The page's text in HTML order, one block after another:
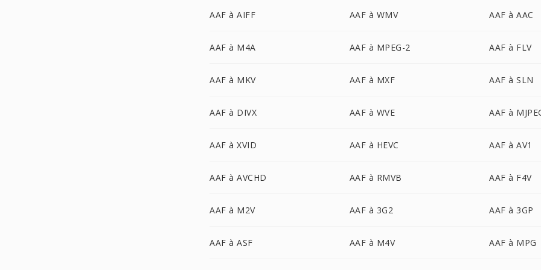
AAF à AIFF AAF à WMV AAF à AAC
AAF à M4A AAF à MPEG-2 AAF à FLV
AAF à MKV AAF à MXF AAF à SLN
AAF à DIVX AAF à WVE AAF à
AAF à XVID AAF à HEVC AAF à AV1
AAF à AVCHD AAF à RMVB AAF à F4V
AAF à M2V AAF à 3G2 AAF à 3GP
AAF à ASF AAF à M4V AAF à MPG